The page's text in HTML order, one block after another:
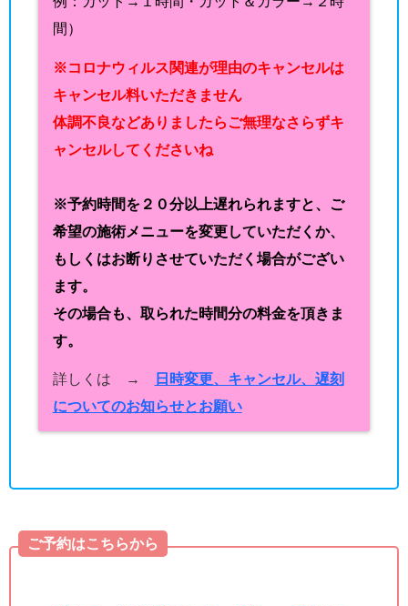
間）
※コロナウィルス関連が理由のキャンセルは
キャンセル料いただきません
体調不良などありましたらご無理なさらずキ
ャンセルしてくださいね
※予約時間を２０分以上遅れられますと、ご
希望の施術メニューを変更していただくか、
もしくはお断りさせていただく場合がござい
ます。
その場合も、取られた時間分の料金を頂きま
す。
詳しくは →
日時変更、キャンセル、遅刻
についてのお知らせとお願い
ご予約はこちらから